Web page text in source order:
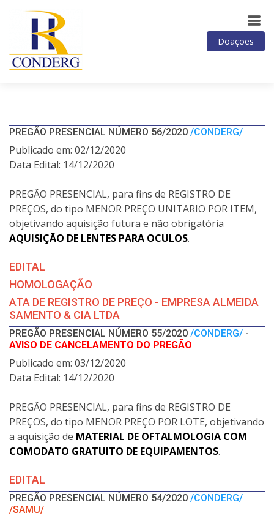
Doações
PREGÃO PRESENCIAL NÚMERO 56/2020 /CONDERG/
Publicado em: 02/12/2020
Data Edital: 14/12/2020
PREGÃO PRESENCIAL, para fins de REGISTRO DE
PREÇOS, do tipo MENOR PREÇO UNITARIO POR ITEM,
objetivando aquisição futura e não obrigatória
AQUISIÇÃO DE LENTES PARA OCULOS.
EDITAL
HOMOLOGAÇÃO
ATA DE REGISTRO DE PREÇO - EMPRESA ALMEIDA
SAMENTO & CIA LTDA
PREGÃO PRESENCIAL NÚMERO 55/2020 /CONDERG/ -
AVISO DE CANCELAMENTO DO PREGÃO
Publicado em: 03/12/2020
Data Edital: 14/12/2020
PREGÃO PRESENCIAL, para fins de REGISTRO DE
PREÇOS, do tipo MENOR PREÇO POR LOTE, objetivando
a aquisição de MATERIAL DE OFTALMOLOGIA COM
COMODATO GRATUITO DE EQUIPAMENTOS.
EDITAL
PREGÃO PRESENCIAL NÚMERO 54/2020 /CONDERG/
/SAMU/